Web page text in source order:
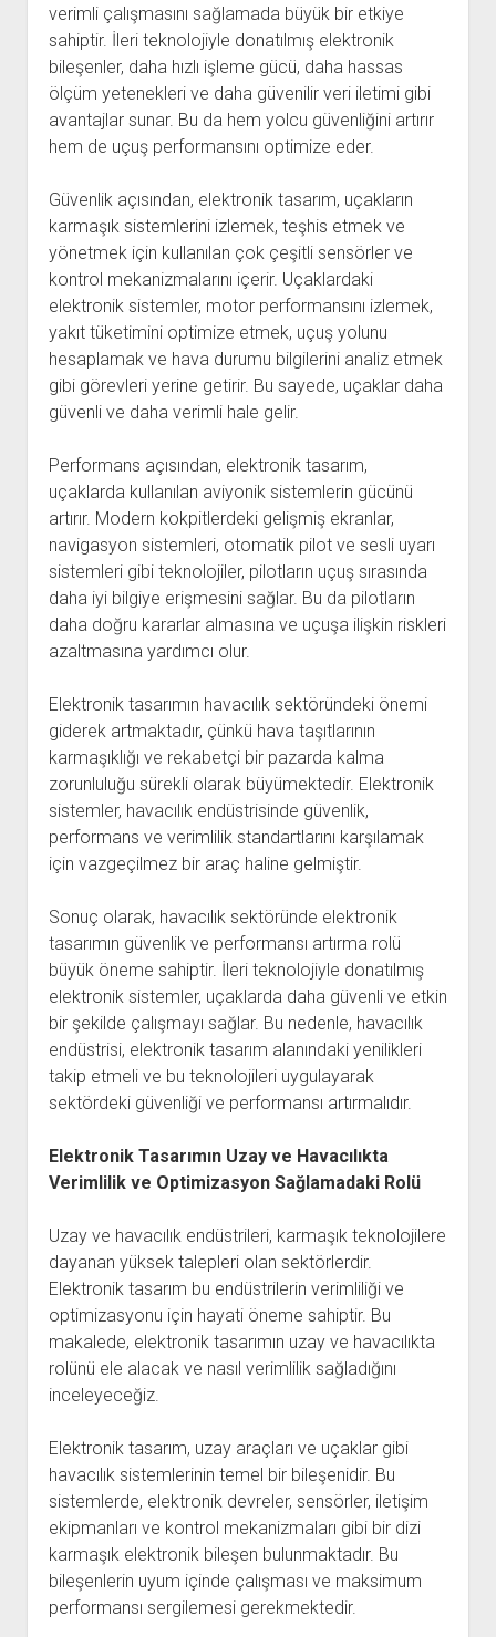
verimli çalışmasını sağlamada büyük bir etkiye
sahiptir. İleri teknolojiyle donatılmış elektronik
bileşenler, daha hızlı işleme gücü, daha hassas
ölçüm yetenekleri ve daha güvenilir veri iletimi gibi
avantajlar sunar. Bu da hem yolcu güvenliğini artırır
hem de uçuş performansını optimize eder.
Güvenlik açısından, elektronik tasarım, uçakların
karmaşık sistemlerini izlemek, teşhis etmek ve
yönetmek için kullanılan çok çeşitli sensörler ve
kontrol mekanizmalarını içerir. Uçaklardaki
elektronik sistemler, motor performansını izlemek,
yakıt tüketimini optimize etmek, uçuş yolunu
hesaplamak ve hava durumu bilgilerini analiz etmek
gibi görevleri yerine getirir. Bu sayede, uçaklar daha
güvenli ve daha verimli hale gelir.
Performans açısından, elektronik tasarım,
uçaklarda kullanılan aviyonik sistemlerin gücünü
artırır. Modern kokpitlerdeki gelişmiş ekranlar,
navigasyon sistemleri, otomatik pilot ve sesli uyarı
sistemleri gibi teknolojiler, pilotların uçuş sırasında
daha iyi bilgiye erişmesini sağlar. Bu da pilotların
daha doğru kararlar almasına ve uçuşa ilişkin riskleri
azaltmasına yardımcı olur.
Elektronik tasarımın havacılık sektöründeki önemi
giderek artmaktadır, çünkü hava taşıtlarının
karmaşıklığı ve rekabetçi bir pazarda kalma
zorunluluğu sürekli olarak büyümektedir. Elektronik
sistemler, havacılık endüstrisinde güvenlik,
performans ve verimlilik standartlarını karşılamak
için vazgeçilmez bir araç haline gelmiştir.
Sonuç olarak, havacılık sektöründe elektronik
tasarımın güvenlik ve performansı artırma rolü
büyük öneme sahiptir. İleri teknolojiyle donatılmış
elektronik sistemler, uçaklarda daha güvenli ve etkin
bir şekilde çalışmayı sağlar. Bu nedenle, havacılık
endüstrisi, elektronik tasarım alanındaki yenilikleri
takip etmeli ve bu teknolojileri uygulayarak
sektördeki güvenliği ve performansı artırmalıdır.
Elektronik Tasarımın Uzay ve Havacılıkta
Verimlilik ve Optimizasyon Sağlamadaki Rolü
Uzay ve havacılık endüstrileri, karmaşık teknolojilere
dayanan yüksek talepleri olan sektörlerdir.
Elektronik tasarım bu endüstrilerin verimliliği ve
optimizasyonu için hayati öneme sahiptir. Bu
makalede, elektronik tasarımın uzay ve havacılıkta
rolünü ele alacak ve nasıl verimlilik sağladığını
inceleyeceğiz.
Elektronik tasarım, uzay araçları ve uçaklar gibi
havacılık sistemlerinin temel bir bileşenidir. Bu
sistemlerde, elektronik devreler, sensörler, iletişim
ekipmanları ve kontrol mekanizmaları gibi bir dizi
karmaşık elektronik bileşen bulunmaktadır. Bu
bileşenlerin uyum içinde çalışması ve maksimum
performansı sergilemesi gerekmektedir.